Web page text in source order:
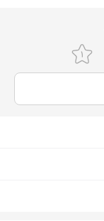
۱۱:۳۰ تا ۲۳:۳۰
۱۱:۳۰ تا ۲۳:۳۰